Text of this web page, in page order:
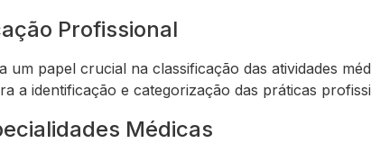
Profissional
um papel crucial na classificação das atividades
a identificação e categorização das práticas
Médicas